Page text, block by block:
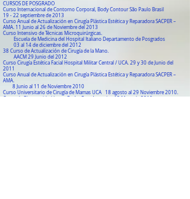
CURSOS DE POSGRADO
Curso Internacional de Contorno Corporal, Body Contour São Paulo Brasil
19 - 22 septiembre de 2013
Curso Anual de Actualización en Cirugía Plástica Estética y Reparadora SACPER –
AMA. 11 Junio al 26 de Noviembre del 2013
Curso Intensivo de Técnicas Microquirúrgicas.
Escuela de Medicina del Hospital Italiano Departamento de Posgrados
03 al 14 de diciembre del 2012
38 Curso de Actualización de Cirugía de la Mano.
AACM 29 Junio del 2012
Curso Cirugía Estética Facial Hospital Militar Central / UCA. 29 y 30 de Junio del
2011
Curso Anual de Actualización en Cirugía Plástica Estética y Reparadora SACPER –
AMA.
8 Junio al 11 de Noviembre 2010
Curso Universitario de Cirugía de Mamas UCA 18 agosto al 29 Noviembre 2010.
Curso de Bioseguridad Laser, Bs As. Rep. Argentina 13 Mayo de 2010